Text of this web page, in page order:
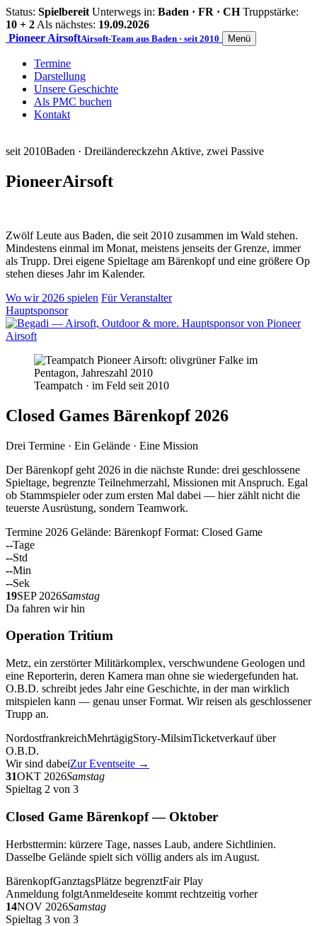
Status: Spielbereit Unterwegs in: Baden · FR · CH Truppstärke:
10 + 2 Als nächstes: 19.09.2026
Pioneer AirsoftAirsoft-Team aus Baden · seit 2010 Menü
Termine
Darstellung
Unsere Geschichte
Als PMC buchen
Kontakt
seit 2010Baden · Dreiländereckzehn Aktive, zwei Passive
PioneerAirsoft
Zwölf Leute aus Baden, die seit 2010 zusammen im Wald stehen.
Mindestens einmal im Monat, meistens jenseits der Grenze, immer
als Trupp. Drei eigene Spieltage am Bärenkopf und eine größere Op
stehen dieses Jahr im Kalender.
Wo wir 2026 spielen Für Veranstalter
Hauptsponsor
Teampatch · im Feld seit 2010
Closed Games Bärenkopf 2026
Drei Termine · Ein Gelände · Eine Mission
Der Bärenkopf geht 2026 in die nächste Runde: drei geschlossene
Spieltage, begrenzte Teilnehmerzahl, Missionen mit Anspruch. Egal
ob Stammspieler oder zum ersten Mal dabei — hier zählt nicht die
teuerste Ausrüstung, sondern Teamwork.
Termine 2026 Gelände: Bärenkopf Format: Closed Game
--Tage
--Std
--Min
--Sek
19SEP 2026Samstag
Da fahren wir hin
Operation Tritium
Metz, ein zerstörter Militärkomplex, verschwundene Geologen und
eine Reporterin, deren Kamera man ohne sie wiedergefunden hat.
O.B.D. schreibt jedes Jahr eine Geschichte, in der man wirklich
mitspielen kann — genau unser Format. Wir reisen als geschlossener
Trupp an.
NordostfrankreichMehrtägigStory-MilsimTicketverkauf über
O.B.D.
Wir sind dabeiZur Eventseite →
31OKT 2026Samstag
Spieltag 2 von 3
Closed Game Bärenkopf — Oktober
Herbsttermin: kürzere Tage, nasses Laub, andere Sichtlinien.
Dasselbe Gelände spielt sich völlig anders als im August.
BärenkopfGanztagsPlätze begrenztFair Play
Anmeldung folgtAnmeldeseite kommt rechtzeitig vorher
14NOV 2026Samstag
Spieltag 3 von 3